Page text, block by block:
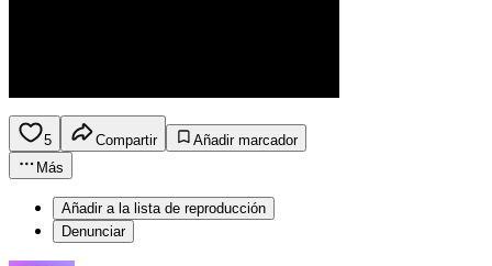
5 Compartir
Añadir marcador
Más
Añadir a la lista de reproducción
Denunciar